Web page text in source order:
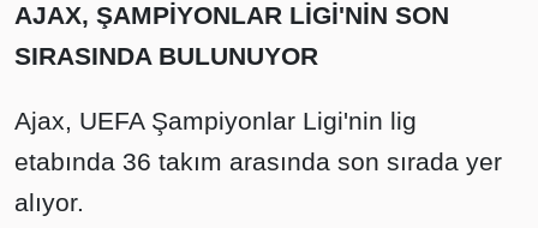
AJAX, ŞAMPİYONLAR LİGİ'NİN SON
SIRASINDA BULUNUYOR
Ajax, UEFA Şampiyonlar Ligi'nin lig
etabında 36 takım arasında son sırada yer
alıyor.